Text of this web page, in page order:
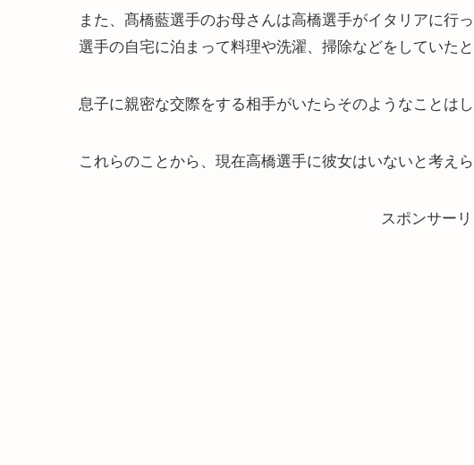
また、髙橋藍選手のお母さんは高橋選手がイタリアに行
選手の自宅に泊まって料理や洗濯、掃除などをしていた
息子に親密な交際をする相手がいたらそのようなことは
これらのことから、現在高橋選手に彼女はいないと考え
スポンサー